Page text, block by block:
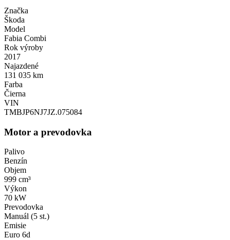
Značka
Škoda
Model
Fabia Combi
Rok výroby
2017
Najazdené
131 035 km
Farba
Čierna
VIN
TMBJP6NJ7JZ.075084
Motor a prevodovka
Palivo
Benzín
Objem
999 cm³
Výkon
70 kW
Prevodovka
Manuál (5 st.)
Emisie
Euro 6d